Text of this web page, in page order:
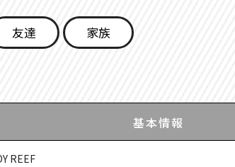
友達 家族
基本情報
REEF